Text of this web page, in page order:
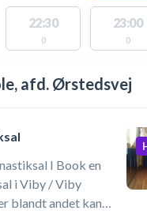
22:30
0
23:00
0
AVAILABLE ACTIVITIES
afd. Ørstedsvej
I Book en
i Viby / Viby
blandt andet kan